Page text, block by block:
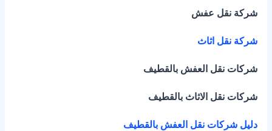
شركة نقل عفش
شركة نقل اثاث
شركات نقل العفش بالقطيف
شركات نقل الاثاث بالقطيف
دليل شركات نقل العفش بالقطيف